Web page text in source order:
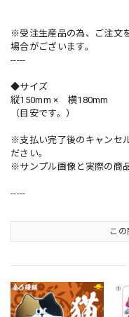
※受注生産品の為、ご注文
場合がございます。
-----
◆サイズ
縦150mm × 横180mm
（目安です。）
※支払い完了後のキャンセ
ださい。
※サンプル画像と実際の商
-----
こ